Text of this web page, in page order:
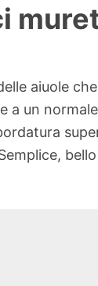
aiuole
a un